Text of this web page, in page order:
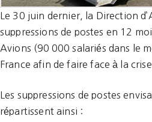
Le 30 juin dernier, la Direction
suppressions de postes en 12
Avions (90 000 salariés dans le
France afin de faire face à la
Les suppressions de postes
répartissent ainsi :